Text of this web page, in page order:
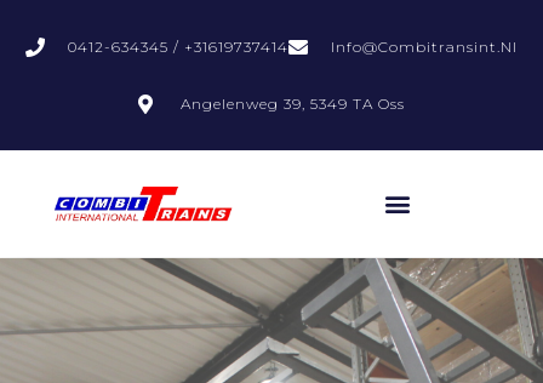
0412-634345 / +31619737414 Info@combitransint.nl
Angelenweg 39, 5349 TA Oss